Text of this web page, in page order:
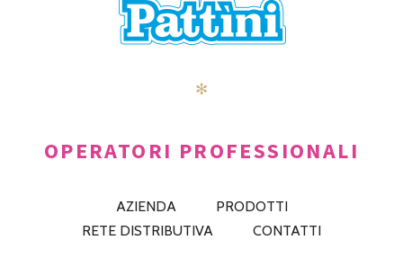
✻
OPERATORI PROFESSIONALI
AZIENDA
PRODOTTI
RETE DISTRIBUTIVA
CONTATTI